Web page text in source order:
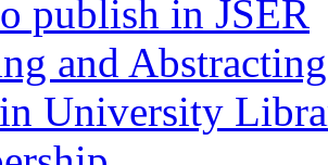
publish in JSER
and Abstracting
University